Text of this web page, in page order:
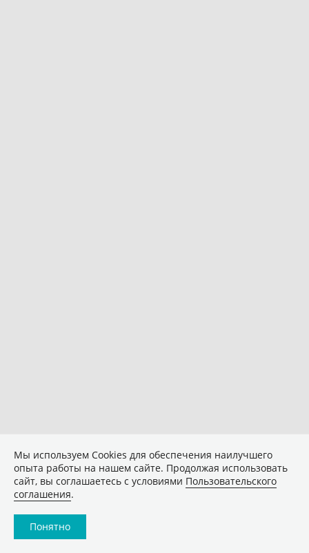
Мы используем Сookies для обеспечения наилучшего
опыта работы на нашем сайте. Продолжая использовать
сайт, вы соглашаетесь с условиями Пользовательского
соглашения.
Понятно